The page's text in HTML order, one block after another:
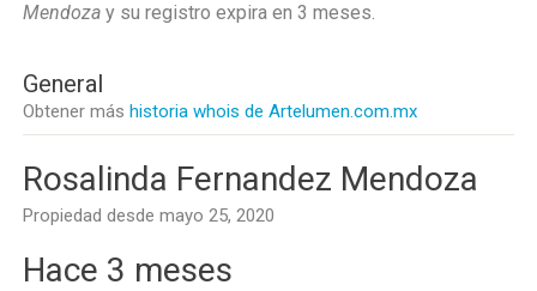
Mendoza y su registro expira en 3 meses.
General
Obtener más historia whois de Artelumen.com.mx
Rosalinda Fernandez Mendoza
Propiedad desde mayo 25, 2020
Hace 3 meses